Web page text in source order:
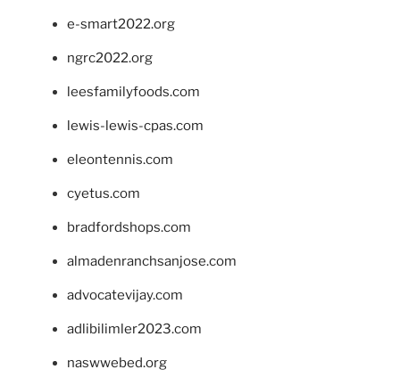
e-smart2022.org
ngrc2022.org
leesfamilyfoods.com
lewis-lewis-cpas.com
eleontennis.com
cyetus.com
bradfordshops.com
almadenranchsanjose.com
advocatevijay.com
adlibilimler2023.com
naswwebed.org